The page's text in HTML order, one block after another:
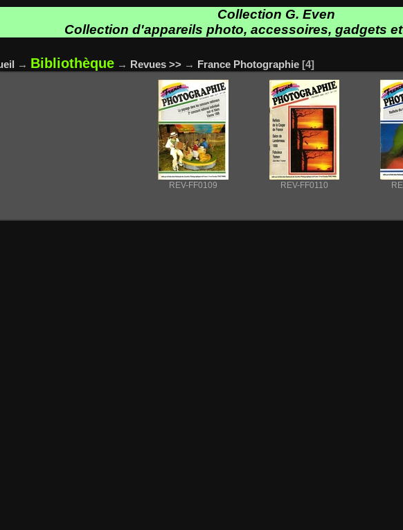
Collection G. Even
Collection d'appareils photo, accessoires, gadgets
→ Bibliothèque → Revues >> → France Photographie 4
REV-FF0109 REV-FF0110